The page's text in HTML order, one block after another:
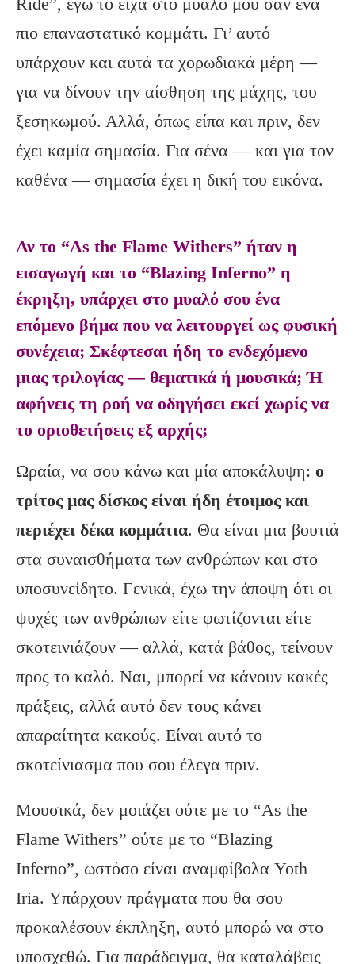
πιο επαναστατικό κομμάτι. Γι’ αυτό
υπάρχουν και αυτά τα χορωδιακά μέρη —
για να δίνουν την αίσθηση της μάχης, του
ξεσηκωμού. Αλλά, όπως είπα και πριν, δεν
έχει καμία σημασία. Για σένα — και για τον
καθένα — σημασία έχει η δική του εικόνα.
Αν το “As the Flame Withers” ήταν η
εισαγωγή και το “Blazing Inferno” η
έκρηξη, υπάρχει στο μυαλό σου ένα
επόμενο βήμα που να λειτουργεί ως φυσική
συνέχεια; Σκέφτεσαι ήδη το ενδεχόμενο
μιας τριλογίας — θεματικά ή μουσικά; Ή
αφήνεις τη ροή να οδηγήσει εκεί χωρίς να
το οριοθετήσεις εξ αρχής;
Ωραία, να σου κάνω και μία αποκάλυψη: ο
τρίτος μας δίσκος είναι ήδη έτοιμος και
περιέχει δέκα κομμάτια. Θα είναι μια βουτιά
στα συναισθήματα των ανθρώπων και στο
υποσυνείδητο. Γενικά, έχω την άποψη ότι οι
ψυχές των ανθρώπων είτε φωτίζονται είτε
σκοτεινιάζουν — αλλά, κατά βάθος, τείνουν
προς το καλό. Ναι, μπορεί να κάνουν κακές
πράξεις, αλλά αυτό δεν τους κάνει
απαραίτητα κακούς. Είναι αυτό το
σκοτείνιασμα που σου έλεγα πριν.
Μουσικά, δεν μοιάζει ούτε με το “As the
Flame Withers” ούτε με το “Blazing
Inferno”, ωστόσο είναι αναμφίβολα Yoth
Iria. Υπάρχουν πράγματα που θα σου
προκαλέσουν έκπληξη, αυτό μπορώ να στο
υποσχεθώ. Για παράδειγμα, θα καταλάβεις